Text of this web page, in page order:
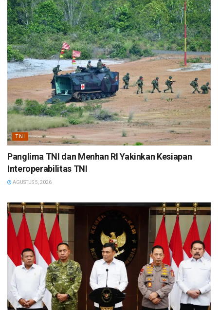
TNI
Panglima TNI dan Menhan RI Yakinkan Kesiapan
Interoperabilitas TNI
AGUSTUS 5, 2026